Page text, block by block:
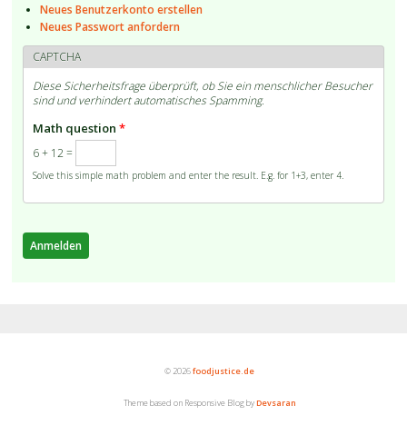
Neues Benutzerkonto erstellen
Neues Passwort anfordern
CAPTCHA
Diese Sicherheitsfrage überprüft, ob Sie ein menschlicher Besucher
sind und verhindert automatisches Spamming.
Math question*
6 + 12 =
Solve this simple math problem and enter the result. E.g. for 1+3, enter 4.
© 2026foodjustice.de
Theme based on Responsive Blog byDevsaran